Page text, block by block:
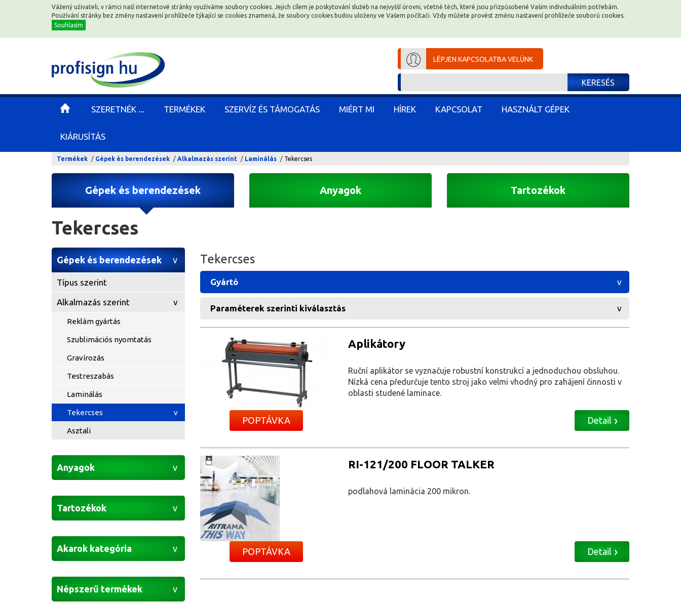
Vážený uživateli, v rámci naší internetové stránky využíváme soubory cookies. Jejich cílem je poskytování služeb na nejvyšší úrovni, včetně těch, které jsou přizpůsobené Vašim individuálním potřebám.
Používání stránky bez změny nastavení prohlížeče týkající se cookies znamená, že soubory cookies budou uloženy ve Vašem počítači. Vždy můžete provést změnu nastavení prohlížeče souborů cookies.
Souhlasím
LÉPJEN KAPCSOLATBA VELÜNK
KERESÉS
SZERETNÉK ... TERMÉKEK SZERVÍZ ÉS TÁMOGATÁS MIÉRT MI HÍREK KAPCSOLAT HASZNÁLT GÉPEK
KIÁRUSÍTÁS
Termékek Gépek és berendezések Alkalmazás szerint Laminálás Tekercses
Gépek és berendezések Anyagok Tartozékok
Tekercses
Gépek és berendezések
Típus szerint
Alkalmazás szerint
Reklám gyártás
Szublimációs nyomtatás
Gravírozás
Testreszabás
Laminálás
Tekercses
Asztali
Anyagok
Tartozékok
Akarok kategória
Népszerű termékek
Tekercses
Gyártó
Paraméterek szerinti kiválasztás
Aplikátory
Ruční aplikátor se vyznačuje robustní konstrukcí a jednoduchou obsluhou.
Nízká cena předurčuje tento stroj jako velmi vhodný pro zahájení činnosti v
oblasti studené laminace.
POPTÁVKA Detail
RI-121/200 FLOOR TALKER
podlahová laminácia 200 mikron.
POPTÁVKA Detail
Vážený uživateli, v rámci naší internetové stránky využíváme soubory cookies. Jejich cílem je poskytování služeb na nejvyšší úrovni, včetně těch, které jsou přizpůsobené Vašim individuálním potřebám.
Používání stránky bez změny nastavení prohlížeče týkající se cookies znamená, že soubory cookies budou uloženy ve Vašem počítači. Vždy můžete provést změnu nastavení prohlížeče souborů cookies.
Souhlasím
LÉPJEN KAPCSOLATBA VELÜNK
KERESÉS
SZERETNÉK ... TERMÉKEK SZERVÍZ ÉS TÁMOGATÁS MIÉRT MI HÍREK KAPCSOLAT HASZNÁLT GÉPEK
KIÁRUSÍTÁS